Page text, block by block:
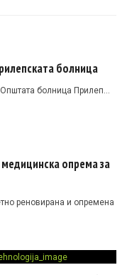
болница
болница Прилеп…
опрема за
реновирана и опремена